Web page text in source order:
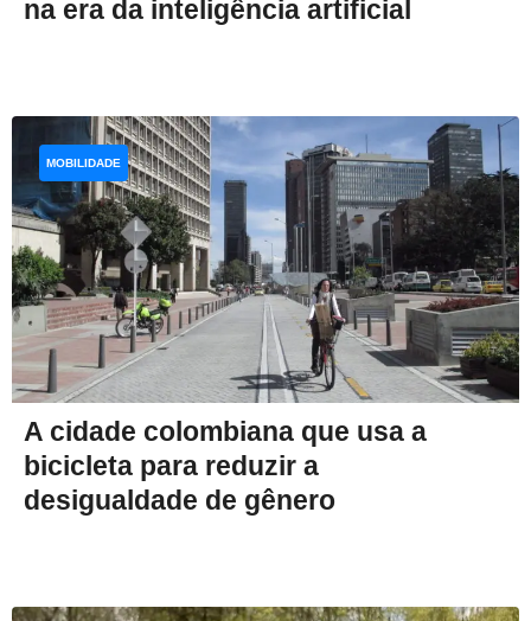
na era da inteligência artificial
A cidade colombiana que usa a
bicicleta para reduzir a
desigualdade de gênero
MOBILIDADE